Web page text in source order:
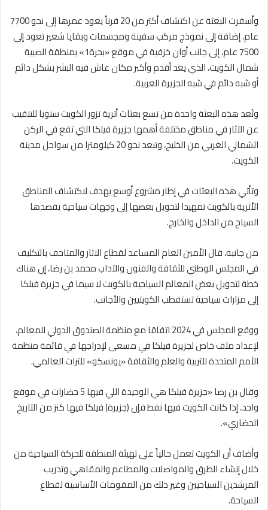
وأسفرت البعثة عن اكتشاف أكثر من 20 فرناً يعود عمرها إلى نحو 7700
عام، إضافة إلى نموذج مركب سفينة ومجسمات وبقايا شعير تعود إلى
7500 عام، إلى جانب أوان خزفية في موقع «بحرة1» بمنطقة الصبية
شمال الكويت، الذي يعد أقدم وأكبر مكان عاش فيه البشر بشكل دائم
أو شبه دائم في شبه الجزيرة العربية.
وتُعد هذه البعثة واحدة من تسع بعثات أثرية تزور الكويت سنويا للتنقيب
عن الآثار في مناطق مختلفة أهمها جزيرة فيلكا التي تقع في الركن
الشمالي الغربي من الخليج، وتبعد نحو 20 كيلومترا من سواحل مدينة
الكويت.
وتأتي هذه البعثات في إطار مشروع أوسع يهدف لاكتشاف المناطق
الأثرية بالكويت تمهيدا لتحويل بعضها إلى وجهات سياحية يقصدها
السياح من الداخل والخارج.
من جانبه، قال الأمين العام المساعد لقطاع الاثار والمتاحف بالتكليف
في المجلس الوطني للثقافة والفنون والآداب محمد بن رضا، إن هناك
خطة لتحويل بعض المعالم السياحية بالكويت لا سيما في جزيرة فيلكا
إلى مزارات سياحية تستقطب الكويتيين والأجانب.
ووقع المجلس في 2024 اتفاقا مع منظمة الصندوق الدولي للمعالم،
لإعداد ملف خاص لجزيرة فيلكا في مسعى لإدراجها في قائمة منظمة
الأمم المتحدة للتربية والعلم والثقافة «يونسكو» للتراث العالمي.
وقال بن رضا «جزيرة فيلكا هي الوحيدة اللي فيها 5 حضارات في موقع
واحد، إذا كانت الكويت فيها نفط فإن (جزيرة) فيلكا فيها كنز من التاريخ
الحضاري».
وأضاف أن الكويت تعمل حالياً على تهيئة المنطقة للحركة السياحية من
خلال إنشاء الطرق والمواصلات والمطاعم والمقاهي وتدريب
المرشدين السياحيين وغير ذلك من المقومات الأساسية لقطاع
السياحة.